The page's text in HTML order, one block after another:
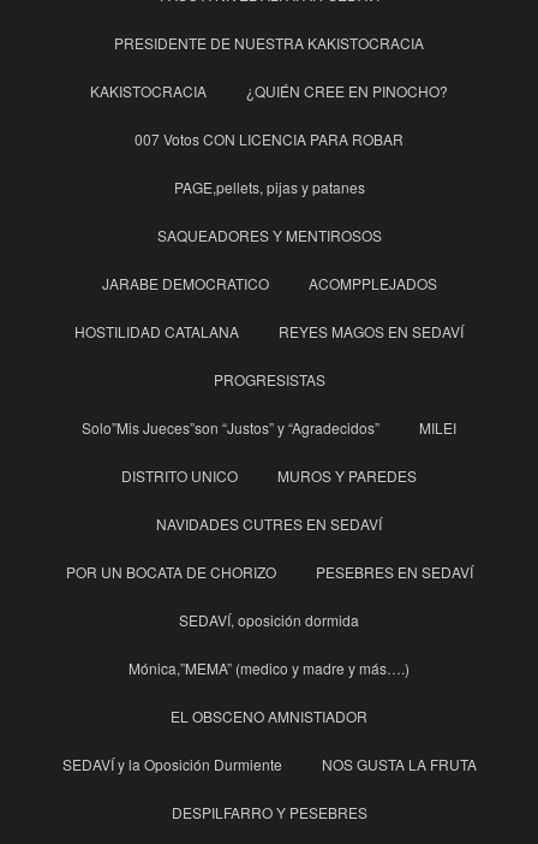
PRESIDENTE DE NUESTRA KAKISTOCRACIA
KAKISTOCRACIA ¿QUIÉN CREE EN PINOCHO?
007 Votos CON LICENCIA PARA ROBAR
PAGE,pellets, pijas y patanes
SAQUEADORES Y MENTIROSOS
JARABE DEMOCRATICO ACOMPPLEJADOS
HOSTILIDAD CATALANA REYES MAGOS EN SEDAVÍ
PROGRESISTAS
Solo”Mis Jueces”son “Justos” y “Agradecidos” MILEI
DISTRITO UNICO MUROS Y PAREDES
NAVIDADES CUTRES EN SEDAVÍ
POR UN BOCATA DE CHORIZO PESEBRES EN SEDAVÍ
SEDAVÍ, oposición dormida
Mónica,”MEMA” (medico y madre y más….)
EL OBSCENO AMNISTIADOR
SEDAVÍ y la Oposición Durmiente NOS GUSTA LA FRUTA
DESPILFARRO Y PESEBRES